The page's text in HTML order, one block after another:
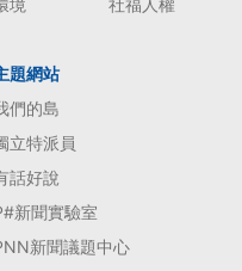
題網站
們的島
立特派員
話好說
新聞實驗室
新聞議題中心